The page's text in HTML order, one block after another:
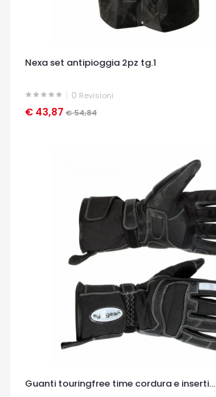
Nexa set antipioggia 2pz tg.1
0 Revisioni
€ 43,87 € 54,84
OCCHIATA VELOCE
Guanti touringfree time cordura e inserti...